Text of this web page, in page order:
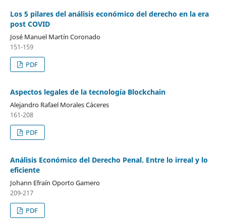
Los 5 pilares del análisis económico del derecho en la era
post COVID
José Manuel Martín Coronado
151-159
PDF
Aspectos legales de la tecnología Blockchain
Alejandro Rafael Morales Cáceres
161-208
PDF
Análisis Económico del Derecho Penal. Entre lo irreal y lo
eficiente
Johann Efraín Oporto Gamero
209-217
PDF